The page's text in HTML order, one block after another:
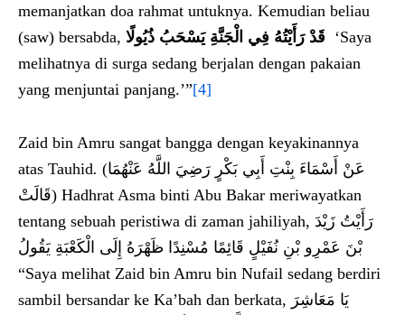
memanjatkan doa rahmat untuknya. Kemudian beliau
(saw) bersabda, قَدْ رَأَيْتُهُ فِي الْجَنَّةِ يَسْحَبُ ذُيُولًا ‘Saya
melihatnya di surga sedang berjalan dengan pakaian
yang menjuntai panjang.’”[4]
Zaid bin Amru sangat bangga dengan keyakinannya
atas Tauhid. (عَنْ أَسْمَاءَ بِنْتِ أَبِي بَكْرٍ رَضِيَ اللَّهُ عَنْهُمَا
قَالَتْ) Hadhrat Asma binti Abu Bakar meriwayatkan
tentang sebuah peristiwa di zaman jahiliyah, رَأَيْتُ زَيْدَ
بْنَ عَمْرِو بْنِ نُفَيْلٍ قَائِمًا مُسْنِدًا ظَهْرَهُ إِلَى الْكَعْبَةِ يَقُولُ
“Saya melihat Zaid bin Amru bin Nufail sedang berdiri
sambil bersandar ke Ka’bah dan berkata, يَا مَعَاشِرَ